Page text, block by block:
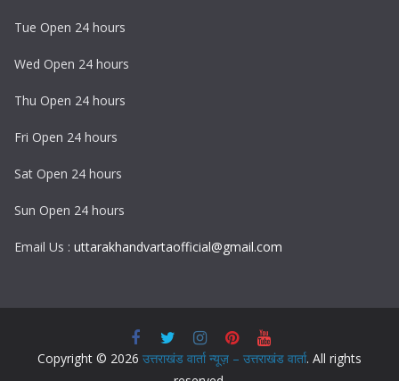
Tue Open 24 hours
Wed Open 24 hours
Thu Open 24 hours
Fri Open 24 hours
Sat Open 24 hours
Sun Open 24 hours
Email Us : uttarakhandvartaofficial@gmail.com
Copyright © 2026 उत्तराखंड वार्ता न्यूज़ – उत्तराखंड वार्ता. All rights